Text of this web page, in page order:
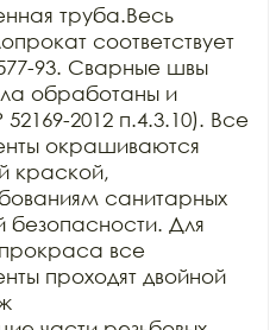
труба.Весь
соответствует
93. Сварные швы
обработаны и
2012 п.4.3.10). Все
окрашиваются
краской,
санитарных
безопасности. Для
все
проходят двойной